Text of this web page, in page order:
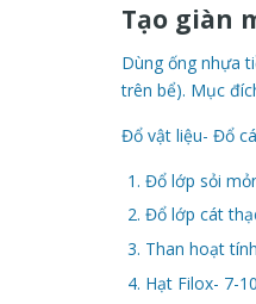
Tạo giàn
Dùng ống nhựa
trên bể). Mục
Đổ vật liệu- Đổ
Đổ lớp sỏi
Đổ lớp cát
Than hoạt
Hạt Filox- 7-